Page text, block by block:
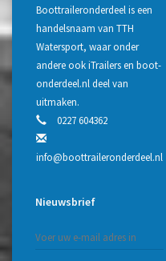
Boottraileronderdeel is een
handelsnaam van TTH
Watersport, waar onder
andere ook iTrailers en boot-
onderdeel.nl deel van
uitmaken.
0227 604362
info@boottraileronderdeel.nl
Nieuwsbrief